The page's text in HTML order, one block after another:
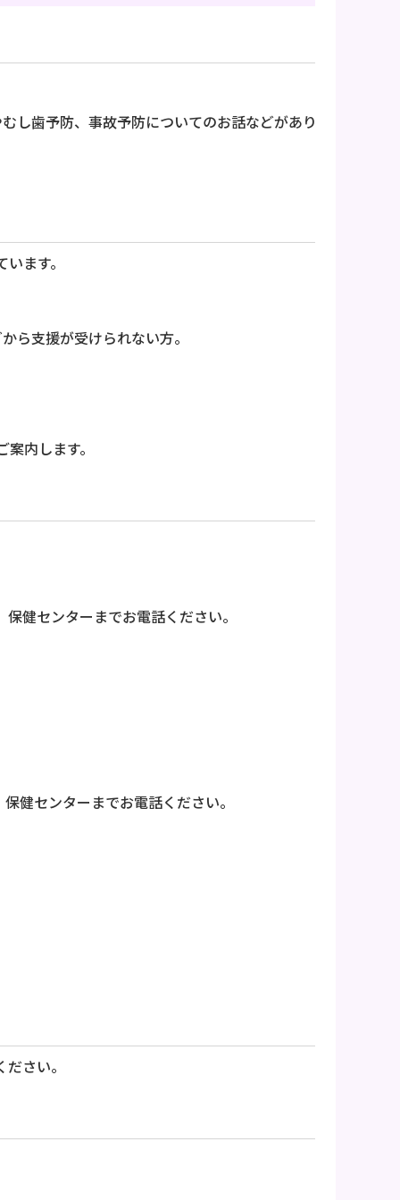
し歯予防、事故予防についてのお話などがあり
ます。
ら支援が受けられない方。
内します。
健センターまでお電話ください。
健センターまでお電話ください。
さい。